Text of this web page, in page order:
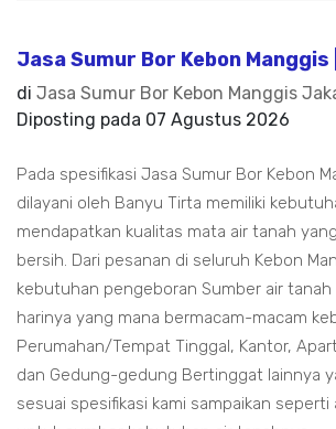
Jasa Sumur Bor Kebon
di Jasa Sumur Bor Kebon Manggis
Diposting pada 07 Agustus 2026
Pada spesifikasi Jasa Sumur Bor Kebon
dilayani oleh Banyu Tirta memiliki
mendapatkan kualitas mata air tanah
bersih. Dari pesanan di seluruh Kebon
kebutuhan pengeboran Sumber air tanah
harinya yang mana bermacam-macam
Perumahan/Tempat Tinggal, Kantor,
dan Gedung-gedung Bertinggat lainnya
sesuai spesifikasi kami sampaikan seperti